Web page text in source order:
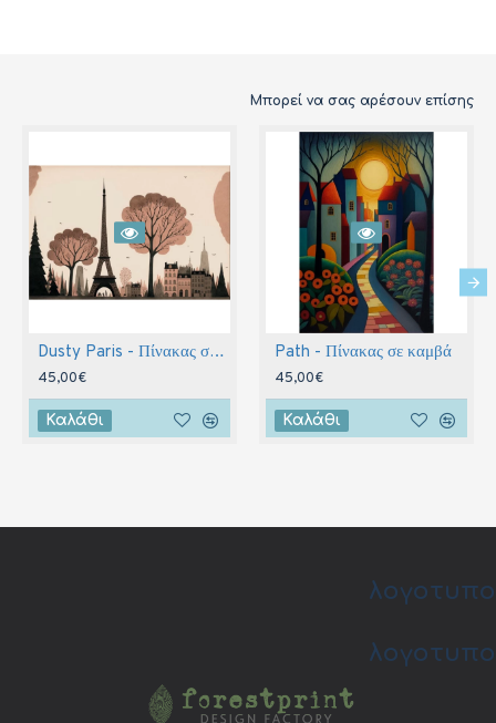
Μπορεί να σας αρέσουν επίσης
Dusty Paris - Πίνακας σε καμβά
45,00€
Καλάθι
Path - Πίνακας σε καμβά
45,00€
Καλάθι
λογοτυπο
λογοτυπο